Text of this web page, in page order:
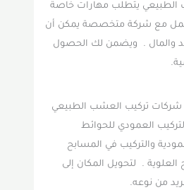
الطبيعي يتطلب مهارات خاصة
مع شركة متخصصة يمكن أن
والمال . ويضمن لك الحصول
شركات تركيب العشب الطبيعي
العمودي للحوائط
والتركيب في المسابح
. لتحويل المكان إلى
من نوعه.